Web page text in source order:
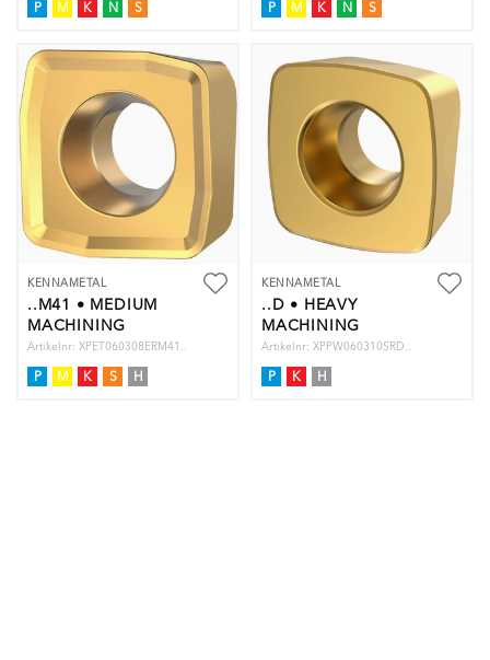
P M K N S P M K N S
KENNAMETAL
..M41 • MEDIUM
MACHINING
Artikelnr: XPET060308ERM41..
P M K S H
KENNAMETAL
..D • HEAVY
MACHINING
Artikelnr: XPPW060310SRD..
P K H